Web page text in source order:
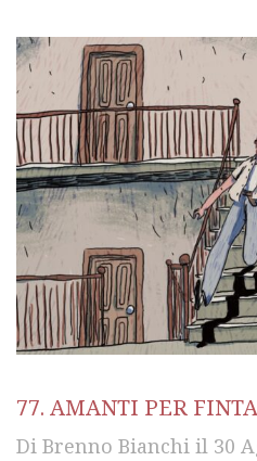
77. AMANTI PER
Di Brenno Bianchi il 30